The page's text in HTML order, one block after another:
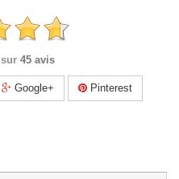
sur 45 avis
Google+ Pinterest